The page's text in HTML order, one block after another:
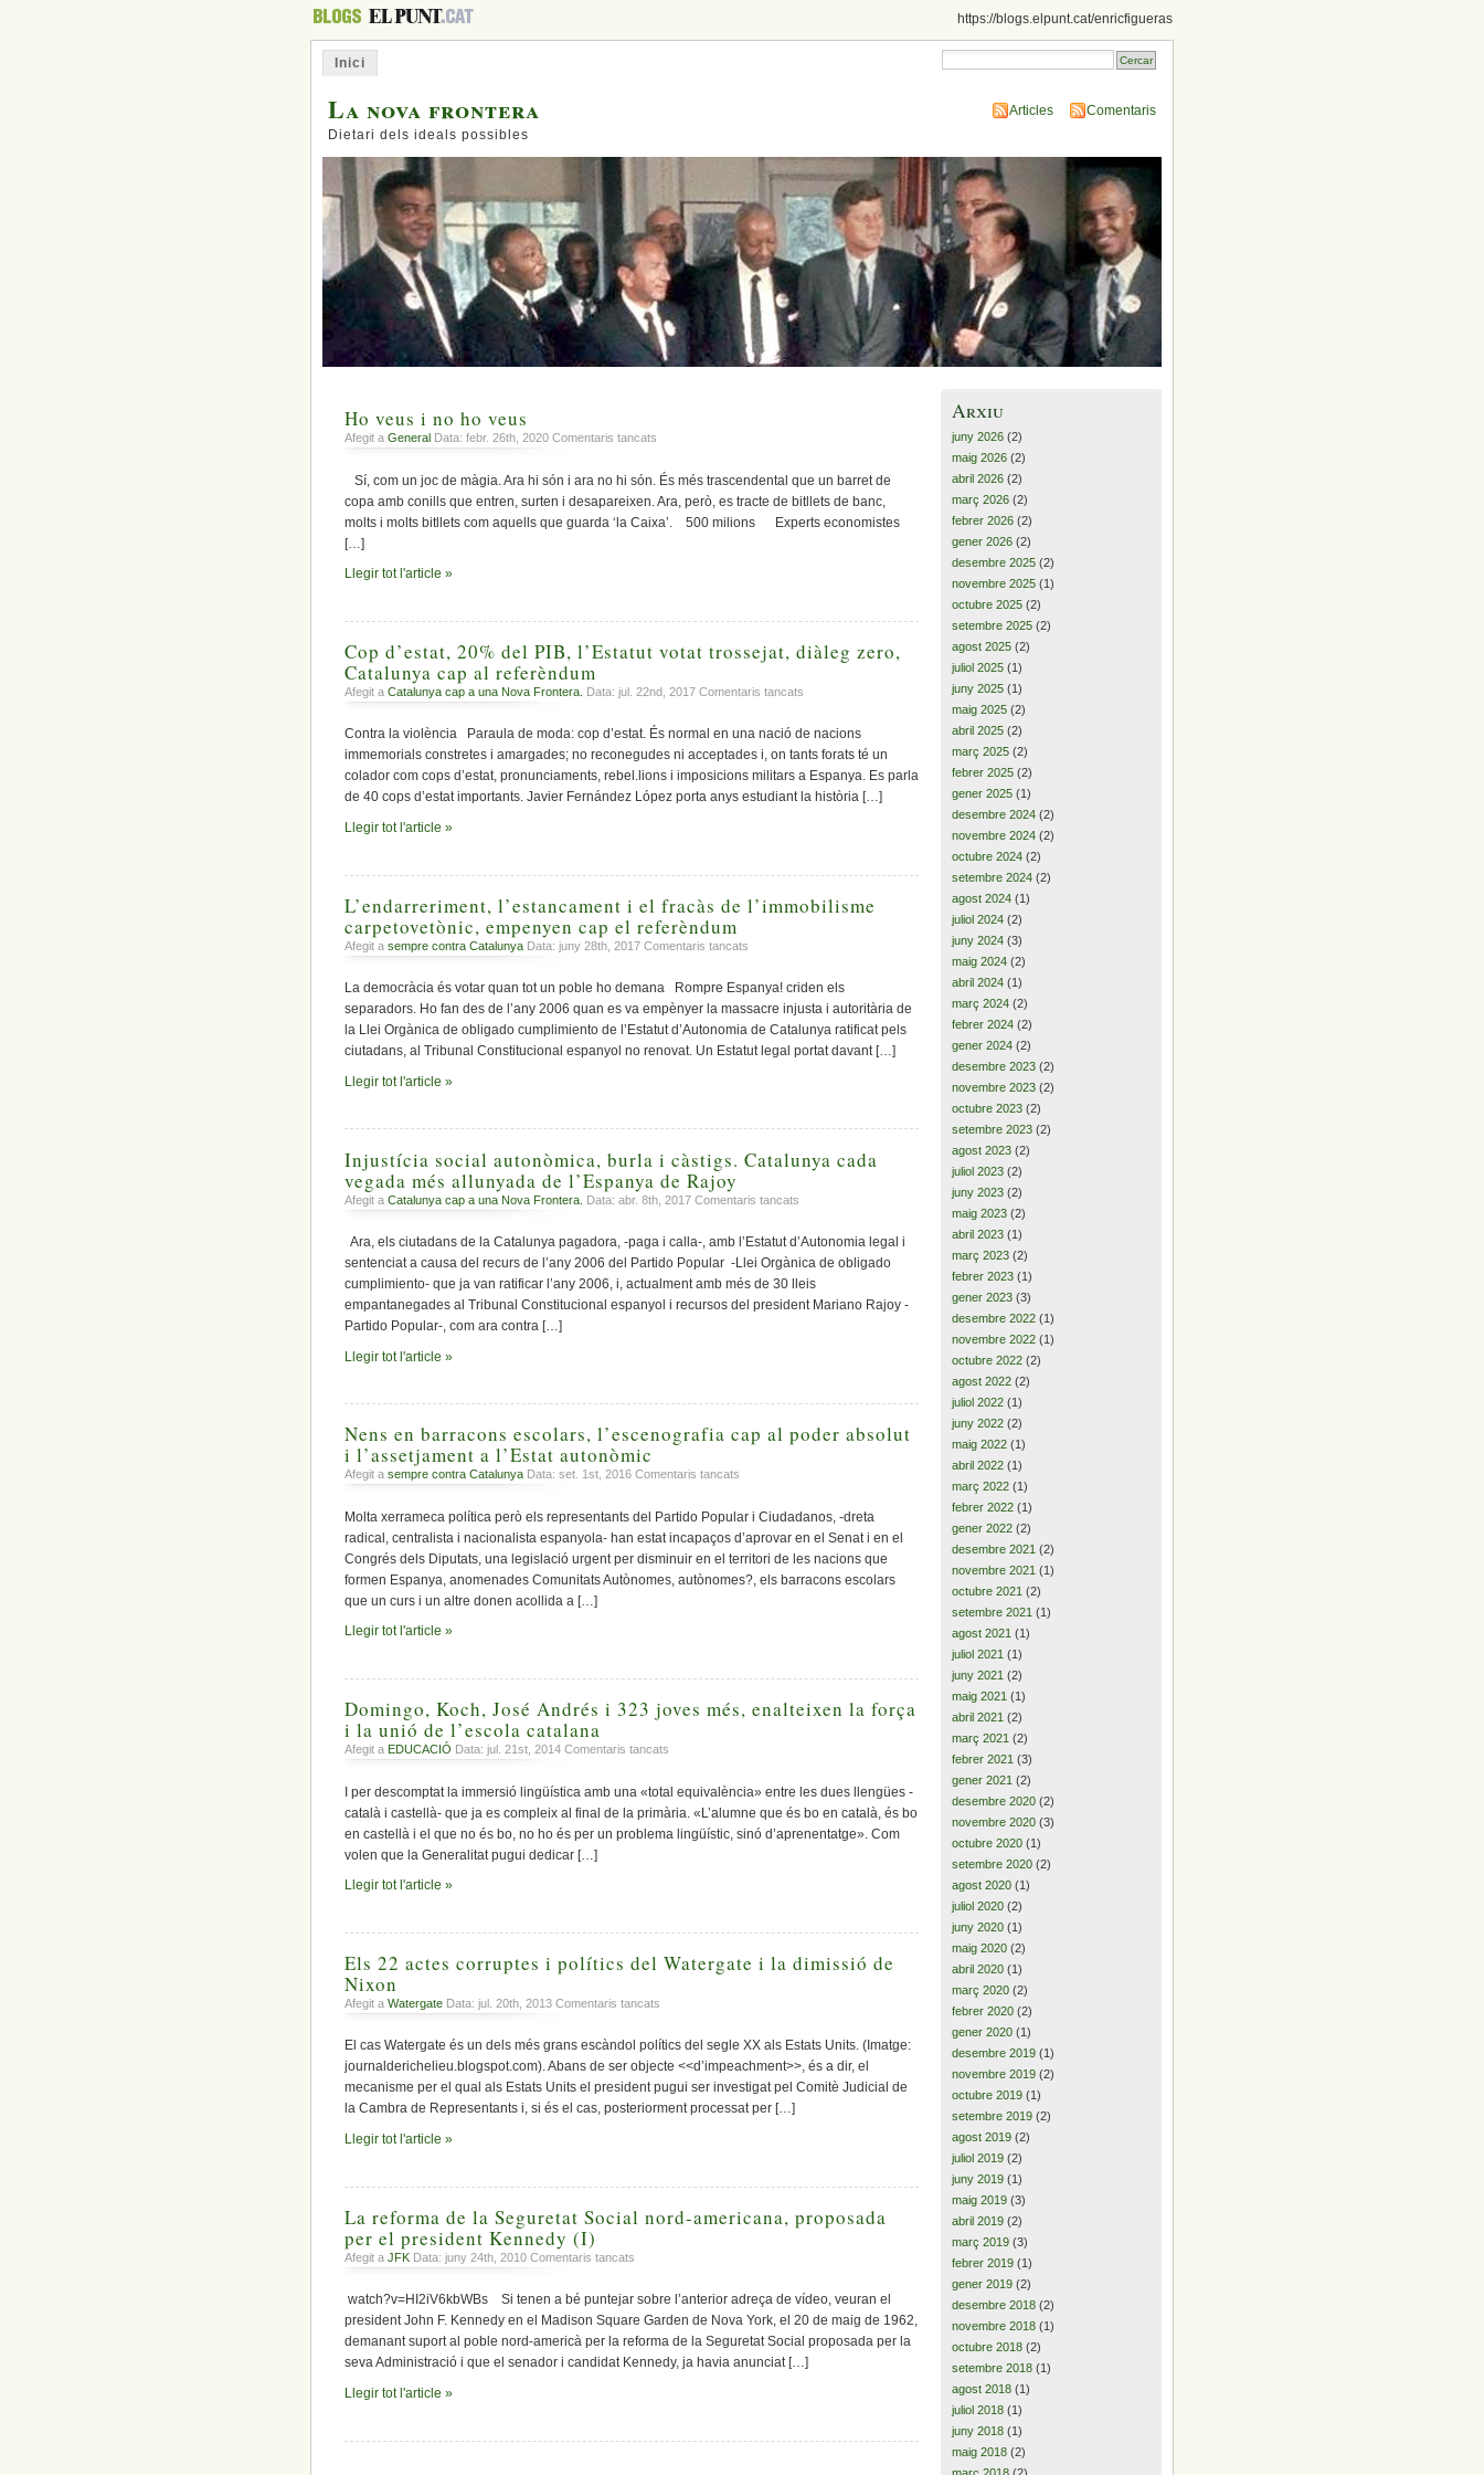
https://blogs.elpunt.cat/enricfigueras
Inici
La nova frontera
Dietari dels ideals possibles
Articles Comentaris
Ho veus i no ho veus
Afegit a General Data: febr. 26th, 2020 Comentaris tancats
veus
ho
Sí, com un joc de màgia. Ara hi són i ara no hi són. És més trascendental que un barret de
copa amb conills que entren, surten i desapareixen. Ara, però, es tracte de bitllets de banc,
molts i molts bitllets com aquells que guarda ‘la Caixa’. 500 milions Experts economistes
[…]
Llegir tot l'article »
Cop d’estat, 20% del PIB, l’Estatut votat trossejat, diàleg zero,
Catalunya cap al referèndum
Afegit a Catalunya cap a una Nova Frontera. Data: jul. 22nd, 2017 Comentaris tancats
d’estat,
20%
PIB,
l’Estatut
zero,
Catalunya
cap
Contra la violència Paraula de moda: cop d’estat. És normal en una nació de nacions
immemorials constretes i amargades; no reconegudes ni acceptades i, on tants forats té un
colador com cops d’estat, pronunciaments, rebel.lions i imposicions militars a Espanya. Es parla
de 40 cops d’estat importants. Javier Fernández López porta anys estudiant la història […]
Llegir tot l'article »
L’endarreriment, l’estancament i el fracàs de l’immobilisme
carpetovetònic, empenyen cap el referèndum
Afegit a sempre contra Catalunya Data: juny 28th, 2017 Comentaris tancats
l’estancament
fracàs
de
cap
el
referèndum
La democràcia és votar quan tot un poble ho demana Rompre Espanya! criden els
separadors. Ho fan des de l’any 2006 quan es va empènyer la massacre injusta i autoritària de
la Llei Orgànica de obligado cumplimiento de l’Estatut d’Autonomia de Catalunya ratificat pels
ciutadans, al Tribunal Constitucional espanyol no renovat. Un Estatut legal portat davant […]
Llegir tot l'article »
Injustícia social autonòmica, burla i càstigs. Catalunya cada
vegada més allunyada de l’Espanya de Rajoy
Afegit a Catalunya cap a una Nova Frontera. Data: abr. 8th, 2017 Comentaris tancats
social
autonòmica,
i
càstigs.
allunyada
l’Espanya
Ara, els ciutadans de la Catalunya pagadora, -paga i calla-, amb l’Estatut d’Autonomia legal i
sentenciat a causa del recurs de l’any 2006 del Partido Popular -Llei Orgànica de obligado
cumplimiento- que ja van ratificar l’any 2006, i, actualment amb més de 30 lleis
empantanegades al Tribunal Constitucional espanyol i recursos del president Mariano Rajoy -
Partido Popular-, com ara contra […]
Llegir tot l'article »
Nens en barracons escolars, l’escenografia cap al poder absolut
i l’assetjament a l’Estat autonòmic
Afegit a sempre contra Catalunya Data: set. 1st, 2016 Comentaris tancats
escolars,
l’escenografia
cap
l’assetjament
l’Estat
Molta xerrameca política però els representants del Partido Popular i Ciudadanos, -dreta
radical, centralista i nacionalista espanyola- han estat incapaços d’aprovar en el Senat i en el
Congrés dels Diputats, una legislació urgent per disminuir en el territori de les nacions que
formen Espanya, anomenades Comunitats Autònomes, autònomes?, els barracons escolars
que un curs i un altre donen acollida a […]
Llegir tot l'article »
Domingo, Koch, José Andrés i 323 joves més, enalteixen la força
i la unió de l’escola catalana
Afegit a EDUCACIÓ Data: jul. 21st, 2014 Comentaris tancats
Koch,
i
la
força
i
l’escola
catalana
I per descomptat la immersió lingüística amb una «total equivalència» entre les dues llengües -
català i castellà- que ja es compleix al final de la primària. «L’alumne que és bo en català, és bo
en castellà i el que no és bo, no ho és per un problema lingüístic, sinó d’aprenentatge». Com
volen que la Generalitat pugui dedicar […]
Llegir tot l'article »
Els 22 actes corruptes i polítics del Watergate i la dimissió de
Nixon
Afegit a Watergate Data: jul. 20th, 2013 Comentaris tancats
22
actes
i
polítics
la
dimissió
de
El cas Watergate és un dels més grans escàndol polítics del segle XX als Estats Units. (Imatge:
journalderichelieu.blogspot.com). Abans de ser objecte <<d’impeachment>>, és a dir, el
mecanisme per el qual als Estats Units el president pugui ser investigat pel Comitè Judicial de
la Cambra de Representants i, si és el cas, posteriorment processat per […]
Llegir tot l'article »
La reforma de la Seguretat Social nord-americana, proposada
per el president Kennedy (I)
Afegit a JFK Data: juny 24th, 2010 Comentaris tancats
reforma
de
Seguretat
Social
per
watch?v=HI2iV6kbWBs Si tenen a bé puntejar sobre l’anterior adreça de vídeo, veuran el
president John F. Kennedy en el Madison Square Garden de Nova York, el 20 de maig de 1962,
demanant suport al poble nord-americà per la reforma de la Seguretat Social proposada per la
seva Administració i que el senador i candidat Kennedy, ja havia anunciat […]
Llegir tot l'article »
Arxiu
juny 2026 (2)
maig 2026 (2)
abril 2026 (2)
març 2026 (2)
febrer 2026 (2)
gener 2026 (2)
desembre 2025 (2)
novembre 2025 (1)
octubre 2025 (2)
setembre 2025 (2)
agost 2025 (2)
juliol 2025 (1)
juny 2025 (1)
maig 2025 (2)
abril 2025 (2)
març 2025 (2)
febrer 2025 (2)
gener 2025 (1)
desembre 2024 (2)
novembre 2024 (2)
octubre 2024 (2)
setembre 2024 (2)
agost 2024 (1)
juliol 2024 (2)
juny 2024 (3)
maig 2024 (2)
abril 2024 (1)
març 2024 (2)
febrer 2024 (2)
gener 2024 (2)
desembre 2023 (2)
novembre 2023 (2)
octubre 2023 (2)
setembre 2023 (2)
agost 2023 (2)
juliol 2023 (2)
juny 2023 (2)
maig 2023 (2)
abril 2023 (1)
març 2023 (2)
febrer 2023 (1)
gener 2023 (3)
desembre 2022 (1)
novembre 2022 (1)
octubre 2022 (2)
agost 2022 (2)
juliol 2022 (1)
juny 2022 (2)
maig 2022 (1)
abril 2022 (1)
març 2022 (1)
febrer 2022 (1)
gener 2022 (2)
desembre 2021 (2)
novembre 2021 (1)
octubre 2021 (2)
setembre 2021 (1)
agost 2021 (1)
juliol 2021 (1)
juny 2021 (2)
maig 2021 (1)
abril 2021 (2)
març 2021 (2)
febrer 2021 (3)
gener 2021 (2)
desembre 2020 (2)
novembre 2020 (3)
octubre 2020 (1)
setembre 2020 (2)
agost 2020 (1)
juliol 2020 (2)
juny 2020 (1)
maig 2020 (2)
abril 2020 (1)
març 2020 (2)
febrer 2020 (2)
gener 2020 (1)
desembre 2019 (1)
novembre 2019 (2)
octubre 2019 (1)
setembre 2019 (2)
agost 2019 (2)
juliol 2019 (2)
juny 2019 (1)
maig 2019 (3)
abril 2019 (2)
març 2019 (3)
febrer 2019 (1)
gener 2019 (2)
desembre 2018 (2)
novembre 2018 (1)
octubre 2018 (2)
setembre 2018 (1)
agost 2018 (1)
juliol 2018 (1)
juny 2018 (1)
maig 2018 (2)